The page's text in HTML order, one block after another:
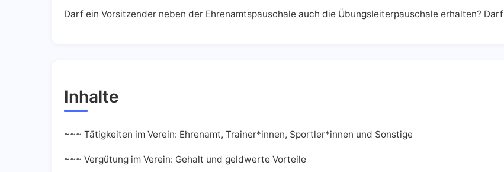
Darf ein Vorsitzender neben der Ehrenamtspauschale auch die Übungsleiterpauschale erhalten? Darf
Inhalte
~~~ Tätigkeiten im Verein: Ehrenamt, Trainer*innen, Sportler*innen und Sonstige
~~~ Vergütung im Verein: Gehalt und geldwerte Vorteile